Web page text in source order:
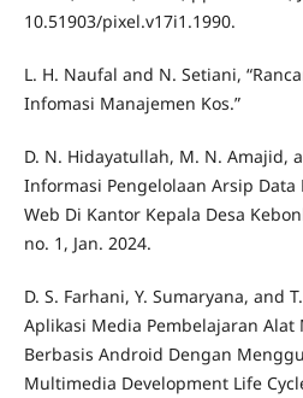
10.51903/pixel.v17i1.1990.
L. H. Naufal and N. Setiani,
Infomasi Manajemen Kos.”
D. N. Hidayatullah, M. N. Amajid,
Informasi Pengelolaan Arsip
Web Di Kantor Kepala Desa
no. 1, Jan. 2024.
D. S. Farhani, Y. Sumaryana, and
Aplikasi Media Pembelajaran Alat
Berbasis Android Dengan
Multimedia Development Life